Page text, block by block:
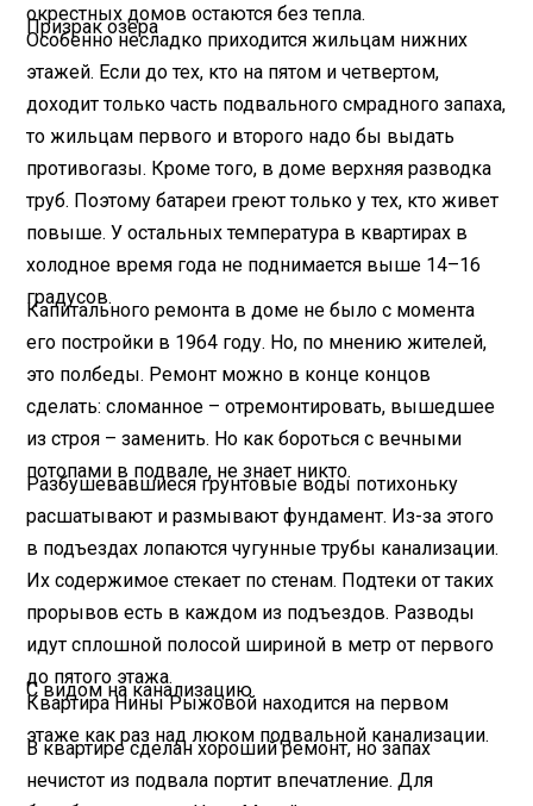
окрестных домов остаются без тепла.
Призрак озера
Особенно несладко приходится жильцам нижних
этажей. Если до тех, кто на пятом и четвертом,
доходит только часть подвального смрадного запаха,
то жильцам первого и второго надо бы выдать
противогазы. Кроме того, в доме верхняя разводка
труб. Поэтому батареи греют только у тех, кто живет
повыше. У остальных температура в квартирах в
холодное время года не поднимается выше 14–16
градусов.
Капитального ремонта в доме не было с момента
его постройки в 1964 году. Но, по мнению жителей,
это полбеды. Ремонт можно в конце концов
сделать: сломанное – отремонтировать, вышедшее
из строя – заменить. Но как бороться с вечными
потопами в подвале, не знает никто.
Разбушевавшиеся грунтовые воды потихоньку
расшатывают и размывают фундамент. Из-за этого
в подъездах лопаются чугунные трубы канализации.
Их содержимое стекает по стенам. Подтеки от таких
прорывов есть в каждом из подъездов. Разводы
идут сплошной полосой шириной в метр от первого
до пятого этажа.
С видом на канализацию
Квартира Нины Рыжовой находится на первом
этаже как раз над люком подвальной канализации.
В квартире сделан хороший ремонт, но запах
нечистот из подвала портит впечатление. Для